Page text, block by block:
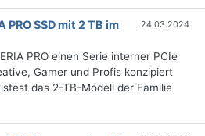
PRO SSD mit 2 TB im
24.03.2024
PRO einen Serie interner PCIe
Gamer und Profis konzipiert
das 2-TB-Modell der Familie